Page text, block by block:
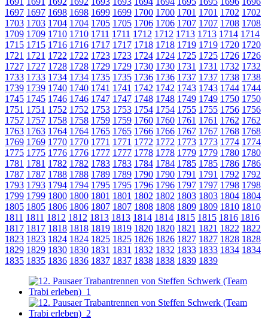
1697 1697 1698 1698 1699 1699 1700 1700 1701 1701 1702 1702
1703 1703 1704 1704 1705 1705 1706 1706 1707 1707 1708 1708
1709 1709 1710 1710 1711 1711 1712 1712 1713 1713 1714 1714
1715 1715 1716 1716 1717 1717 1718 1718 1719 1719 1720 1720
1721 1721 1722 1722 1723 1723 1724 1724 1725 1725 1726 1726
1727 1727 1728 1728 1729 1729 1730 1730 1731 1731 1732 1732
1733 1733 1734 1734 1735 1735 1736 1736 1737 1737 1738 1738
1739 1739 1740 1740 1741 1741 1742 1742 1743 1743 1744 1744
1745 1745 1746 1746 1747 1747 1748 1748 1749 1749 1750 1750
1751 1751 1752 1752 1753 1753 1754 1754 1755 1755 1756 1756
1757 1757 1758 1758 1759 1759 1760 1760 1761 1761 1762 1762
1763 1763 1764 1764 1765 1765 1766 1766 1767 1767 1768 1768
1769 1769 1770 1770 1771 1771 1772 1772 1773 1773 1774 1774
1775 1775 1776 1776 1777 1777 1778 1778 1779 1779 1780 1780
1781 1781 1782 1782 1783 1783 1784 1784 1785 1785 1786 1786
1787 1787 1788 1788 1789 1789 1790 1790 1791 1791 1792 1792
1793 1793 1794 1794 1795 1795 1796 1796 1797 1797 1798 1798
1799 1799 1800 1800 1801 1801 1802 1802 1803 1803 1804 1804
1805 1805 1806 1806 1807 1807 1808 1808 1809 1809 1810 1810
1811 1811 1812 1812 1813 1813 1814 1814 1815 1815 1816 1816
1817 1817 1818 1818 1819 1819 1820 1820 1821 1821 1822 1822
1823 1823 1824 1824 1825 1825 1826 1826 1827 1827 1828 1828
1829 1829 1830 1830 1831 1831 1832 1832 1833 1833 1834 1834
1835 1835 1836 1836 1837 1837 1838 1838 1839 1839